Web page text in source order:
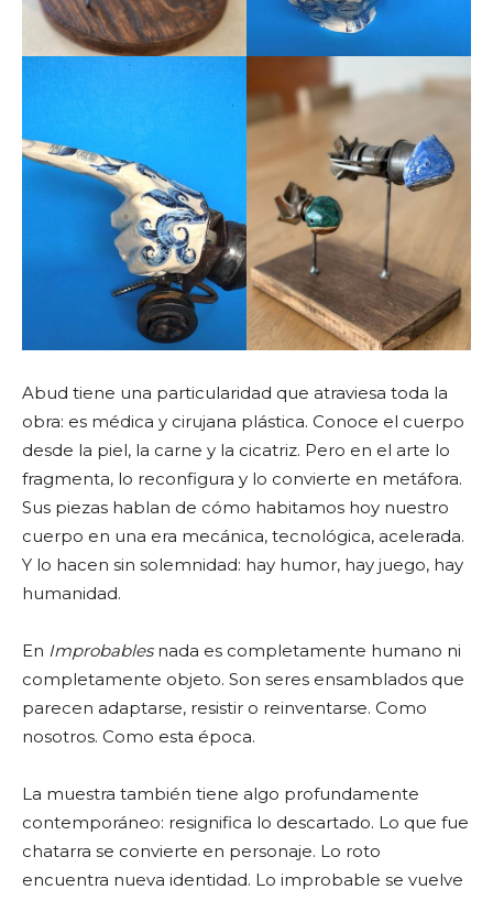
Abud tiene una particularidad que atraviesa toda la
obra: es médica y cirujana plástica. Conoce el cuerpo
desde la piel, la carne y la cicatriz. Pero en el arte lo
fragmenta, lo reconfigura y lo convierte en metáfora.
Sus piezas hablan de cómo habitamos hoy nuestro
cuerpo en una era mecánica, tecnológica, acelerada.
Y lo hacen sin solemnidad: hay humor, hay juego, hay
humanidad.
En Improbablesnada es completamente humano ni
completamente objeto. Son seres ensamblados que
parecen adaptarse, resistir o reinventarse. Como
nosotros. Como esta época.
La muestra también tiene algo profundamente
contemporáneo: resignifica lo descartado. Lo que fue
chatarra se convierte en personaje. Lo roto
encuentra nueva identidad. Lo improbable se vuelve